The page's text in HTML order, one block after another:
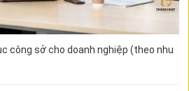
công sở cho doanh nghiệp (theo nhu